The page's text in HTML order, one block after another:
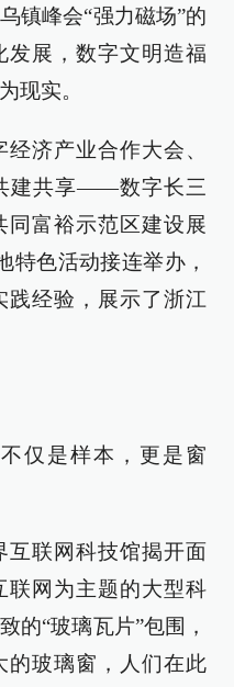
镇峰会“强力磁场”的
发展，数字文明造福
现实。
济产业合作大会、
建共享——数字长三
同富裕示范区建设展
特色活动接连举办，
践经验，展示了浙江
仅是样本，更是窗
互联网科技馆揭开面
联网为主题的大型科
的“玻璃瓦片”包围，
的玻璃窗，人们在此